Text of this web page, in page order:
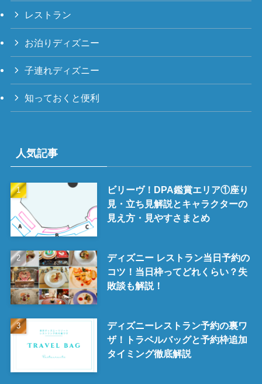
レストラン
お泊りディズニー
子連れディズニー
知っておくと便利
人気記事
ビリーヴ！DPA鑑賞エリア①座り
見・立ち見解説とキャラクターの
見え方・見やすさまとめ
ディズニー レストラン当日予約の
コツ！当日枠ってどれくらい？失
敗談も解説！
ディズニーレストラン予約の裏ワ
ザ！トラベルバッグと予約枠追加
タイミング徹底解説